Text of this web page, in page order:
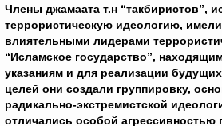
Члены джамаата т.н “такбиристов”,
террористическую идеологию,
влиятельными лидерами
“Исламское государство”,
указаниям и для реализации
целей они создали группировку,
радикально-экстремистской
отличались особой агрессивностью